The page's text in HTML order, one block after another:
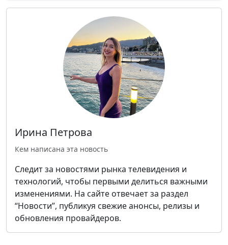
Ирина Петрова
Кем написана эта новость
Следит за новостями рынка телевидения и
технологий, чтобы первыми делиться важными
изменениями. На сайте отвечает за раздел
“Новости”, публикуя свежие анонсы, релизы и
обновления провайдеров.